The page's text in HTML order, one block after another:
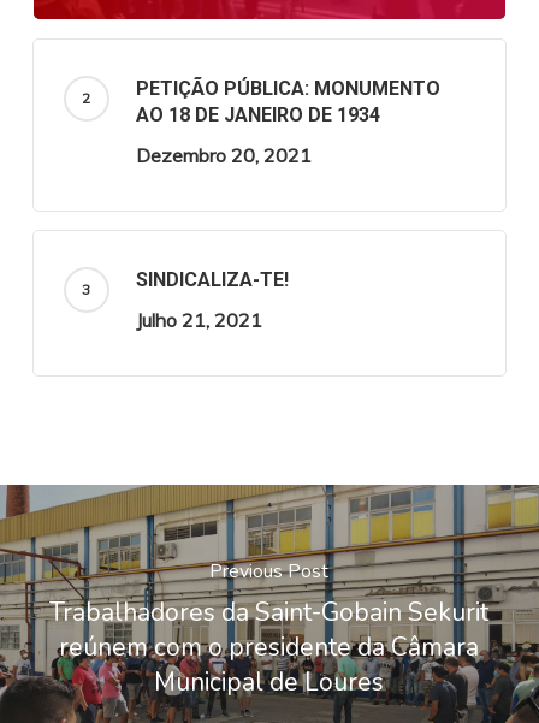
PETIÇÃO PÚBLICA: MONUMENTO
AO 18 DE JANEIRO DE 1934
Dezembro 20, 2021
SINDICALIZA-TE!
Julho 21, 2021
Previous Post
Trabalhadores da Saint-Gobain Sekurit
reúnem com o presidente da Câmara
Municipal de Loures